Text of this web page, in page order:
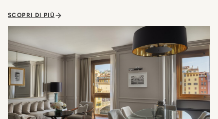
SCOPRI DI PIÙ